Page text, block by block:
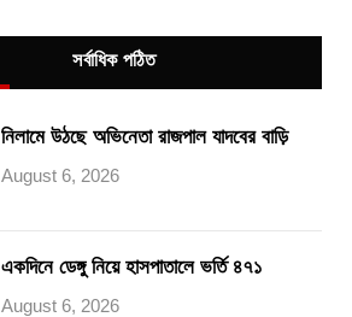
সর্বাধিক পঠিত
নিলামে উঠছে অভিনেতা রাজপাল যাদবের বাড়ি
August 6, 2026
একদিনে ডেঙ্গু নিয়ে হাসপাতালে ভর্তি ৪৭১
August 6, 2026